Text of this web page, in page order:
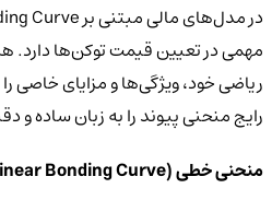
مهمی در تعیین قیمت توکن‌ها دارد.
ریاضی خود، ویژگی‌ها و مزایای خاصی
رایج منحنی پیوند را به زبان ساده و
منحنی خطی (Linear Bonding Curve)